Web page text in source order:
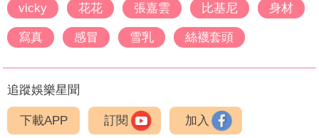
vicky
花花 張嘉雲 比基尼 身材
寫真 感冒 雪乳 絲襪套頭
追蹤娛樂星聞
下載APP 訂閱 加入